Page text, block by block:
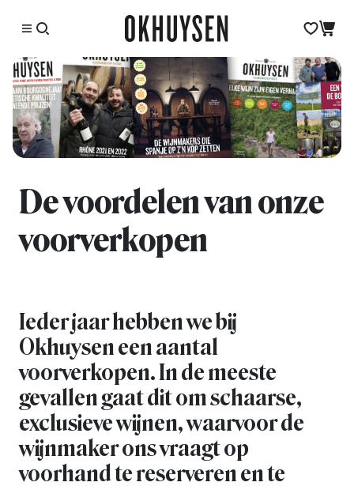
De voordelen van onze
voorverkopen
Ieder jaar hebben we bij
Okhuysen een aantal
voorverkopen. In de meeste
gevallen gaat dit om schaarse,
exclusieve wijnen, waarvoor de
wijnmaker ons vraagt op
voorhand te reserveren en te